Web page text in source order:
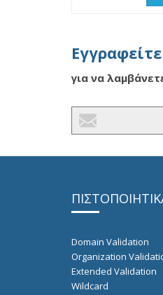
για να
Domain Validation
Organization
Extended Validation
Wildcard